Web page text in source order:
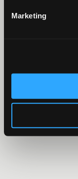
Marketing